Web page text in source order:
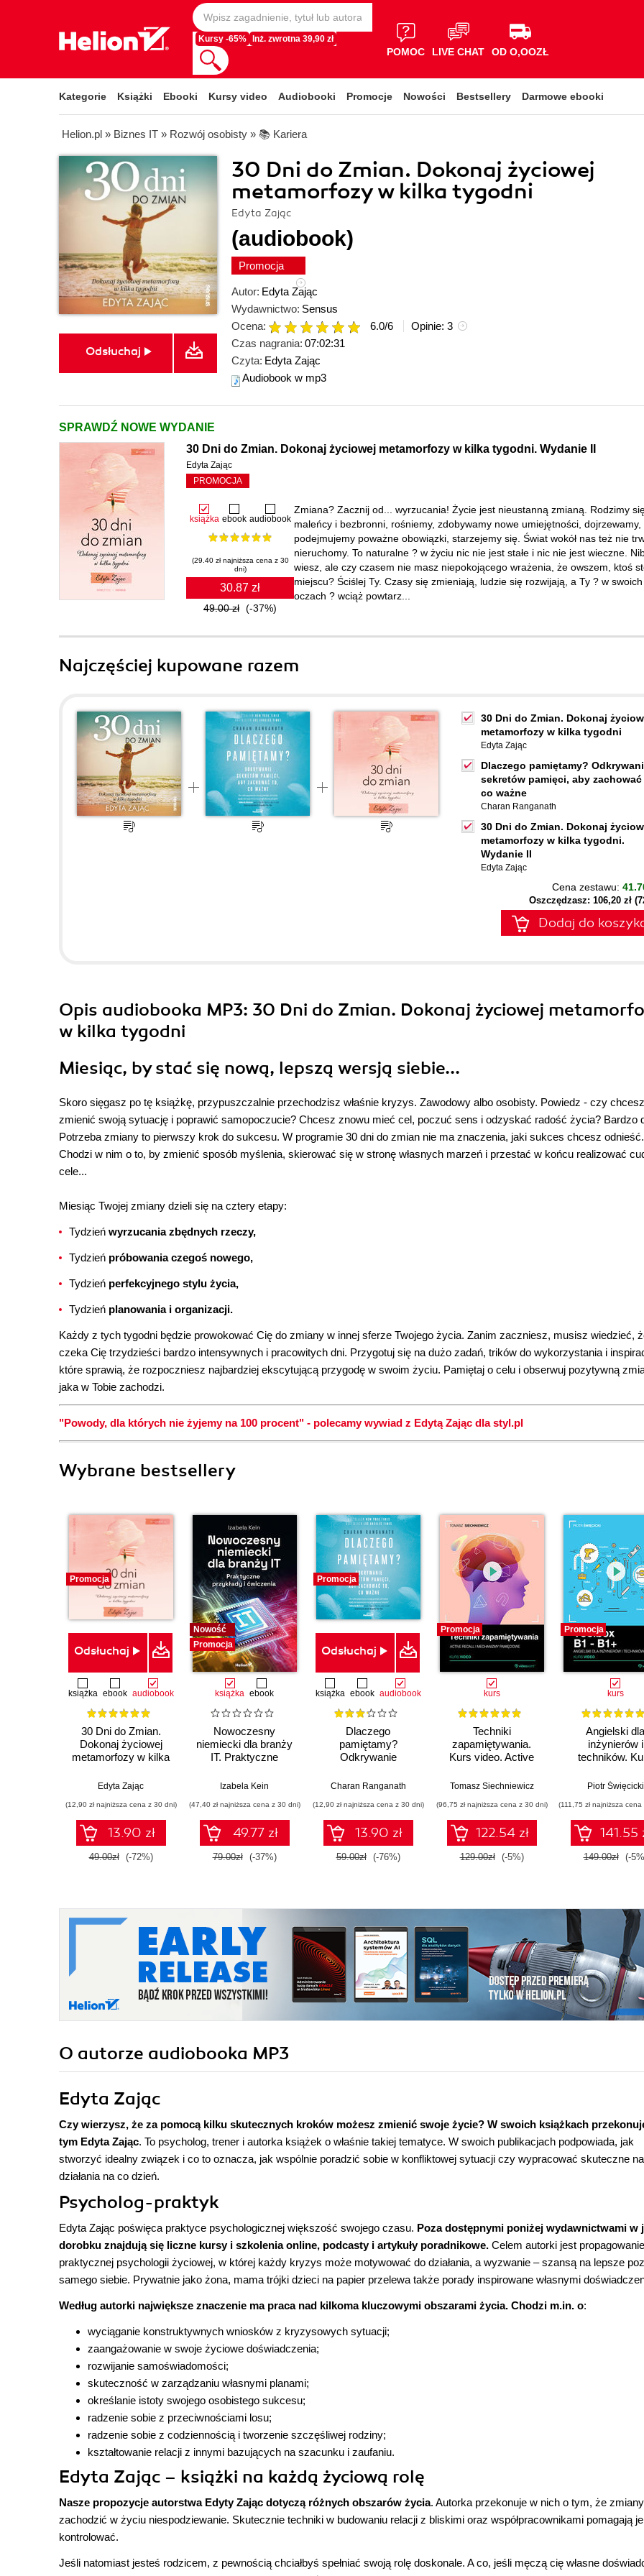
Kursy -65% Inż. zwrotna 39,90 zł
POMOC LIVE CHAT OD O,OOZŁ
Kategorie Książki Ebooki Kursy video Audiobooki Promocje Nowości Bestsellery Darmowe ebooki
Helion.pl » Biznes IT » Rozwój osobisty » 📚 Kariera
30 Dni do Zmian. Dokonaj życiowej
metamorfozy w kilka tygodni
Edyta Zając
(audiobook)
Promocja
Odsłuchaj
Autor: Edyta Zając
Wydawnictwo: Sensus
Ocena:
6.0/6 Opinie: 3
Czas nagrania: 07:02:31
Czyta: Edyta Zając
Audiobook w mp3
SPRAWDŹ NOWE WYDANIE
30 Dni do Zmian. Dokonaj życiowej metamorfozy w kilka tygodni. Wydanie II
Edyta Zając
PROMOCJA
książka ebook audiobook
(29.40 zł najniższa cena z 30
dni)
30.87 zł
49.00 zł (-37%)
Zmiana? Zacznij od... wyrzucania! Życie jest nieustanną zmianą. Rodzimy
maleńcy i bezbronni, rośniemy, zdobywamy nowe umiejętności, dojrzewamy,
podejmujemy poważne obowiązki, starzejemy się. Świat wokół nas też nie
nieruchomy. To naturalne ? w życiu nic nie jest stałe i nic nie jest wieczne.
wiesz, ale czy czasem nie masz niepokojącego wrażenia, że owszem, ktoś
miejscu? Ściślej Ty. Czasy się zmieniają, ludzie się rozwijają, a Ty ? w swoich
oczach ? wciąż powtarz...
Najczęściej kupowane razem
30 Dni do Zmian. Dokonaj
metamorfozy w kilka tygodni
Edyta Zając
Dlaczego pamiętamy?
sekretów pamięci, aby zachować
co ważne
Charan Ranganath
30 Dni do Zmian. Dokonaj
metamorfozy w kilka tygodni.
Wydanie II
Edyta Zając
Cena zestawu:
Oszczędzasz: 106,20 zł
Dodaj do
Opis audiobooka MP3: 30 Dni do Zmian. Dokonaj życiowej
w kilka tygodni
Miesiąc, by stać się nową, lepszą wersją siebie...
Skoro sięgasz po tę książkę, przypuszczalnie przechodzisz właśnie kryzys. Zawodowy albo osobisty. Powiedz - czy
zmienić swoją sytuację i poprawić samopoczucie? Chcesz znowu mieć cel, poczuć sens i odzyskać radość życia? Bardzo
Potrzeba zmiany to pierwszy krok do sukcesu. W programie 30 dni do zmian nie ma znaczenia, jaki sukces chcesz odnieść.
Chodzi w nim o to, by zmienić sposób myślenia, skierować się w stronę własnych marzeń i przestać w końcu realizować
cele...
Miesiąc Twojej zmiany dzieli się na cztery etapy:
Tydzień wyrzucania zbędnych rzeczy,
Tydzień próbowania czegoś nowego,
Tydzień perfekcyjnego stylu życia,
Tydzień planowania i organizacji.
Każdy z tych tygodni będzie prowokować Cię do zmiany w innej sferze Twojego życia. Zanim zaczniesz, musisz wiedzieć,
czeka Cię trzydzieści bardzo intensywnych i pracowitych dni. Przygotuj się na dużo zadań, trików do wykorzystania i
które sprawią, że rozpoczniesz najbardziej ekscytującą przygodę w swoim życiu. Pamiętaj o celu i obserwuj pozytywną
jaka w Tobie zachodzi.
"Powody, dla których nie żyjemy na 100 procent" - polecamy wywiad z Edytą Zając dla styl.pl
Wybrane bestsellery
Promocja
Odsłuchaj
książka ebook audiobook
30 Dni do Zmian.
Dokonaj życiowej
metamorfozy w kilka
Edyta Zając
(12,90 zł najniższa cena z 30 dni)
13.90 zł
49.00zł (-72%)
Nowość
Promocja
książka ebook
Nowoczesny
niemiecki dla branży
IT. Praktyczne
Izabela Kein
(47,40 zł najniższa cena z 30 dni)
49.77 zł
79.00zł (-37%)
Promocja
Odsłuchaj
książka ebook audiobook
Dlaczego
pamiętamy?
Odkrywanie
aby zachować to, co
Charan Ranganath
(12,90 zł najniższa cena z 30 dni)
13.90 zł
59.00zł (-76%)
Promocja
kurs
Techniki
zapamiętywania.
Kurs video. Active
pamięciowe
Tomasz Siechniewicz
(96,75 zł najniższa cena z 30 dni)
122.54 zł
129.00zł (-5%)
Promocja
kurs
Angielski dla
inżynierów i
techników.
B1+
Piotr Święcicki
(111,75 zł najniższa
141.55
149.00zł (-
O autorze audiobooka MP3
Edyta Zając
Czy wierzysz, że za pomocą kilku skutecznych kroków możesz zmienić swoje życie? W swoich książkach
tym Edyta Zając. To psycholog, trener i autorka książek o właśnie takiej tematyce. W swoich publikacjach podpowiada, jak
stworzyć idealny związek i co to oznacza, jak wspólnie poradzić sobie w konfliktowej sytuacji czy wypracować skuteczne
działania na co dzień.
Psycholog-praktyk
Edyta Zając poświęca praktyce psychologicznej większość swojego czasu. Poza dostępnymi poniżej wydawnictwami w
dorobku znajdują się liczne kursy i szkolenia online, podcasty i artykuły poradnikowe. Celem autorki jest propagowanie
praktycznej psychologii życiowej, w której każdy kryzys może motywować do działania, a wyzwanie – szansą na lepsze
samego siebie. Prywatnie jako żona, mama trójki dzieci na papier przelewa także porady inspirowane własnymi
Według autorki największe znaczenie ma praca nad kilkoma kluczowymi obszarami życia. Chodzi m.in. o:
wyciąganie konstruktywnych wniosków z kryzysowych sytuacji;
zaangażowanie w swoje życiowe doświadczenia;
rozwijanie samoświadomości;
skuteczność w zarządzaniu własnymi planami;
określanie istoty swojego osobistego sukcesu;
radzenie sobie z przeciwnościami losu;
radzenie sobie z codziennością i tworzenie szczęśliwej rodziny;
kształtowanie relacji z innymi bazujących na szacunku i zaufaniu.
Edyta Zając – książki na każdą życiową rolę
Nasze propozycje autorstwa Edyty Zając dotyczą różnych obszarów życia. Autorka przekonuje w nich o tym, że
zachodzić w życiu niespodziewanie. Skutecznie techniki w budowaniu relacji z bliskimi oraz współpracownikami pomagają je
kontrolować.
Jeśli natomiast jesteś rodzicem, z pewnością chciałbyś spełniać swoją rolę doskonale. A co, jeśli męczą cię własne